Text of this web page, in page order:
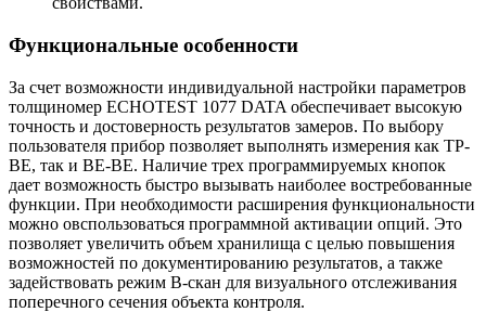
Функциональные особенности
За счет возможности индивидуальной настройки параметров
толщиномер ECHOTEST 1077 DATA обеспечивает высокую
точность и достоверность результатов замеров. По выбору
пользователя прибор позволяет выполнять измерения как TP-
BE, так и BE-BE. Наличие трех программируемых кнопок
дает возможность быстро вызывать наиболее востребованные
функции. При необходимости расширения функциональности
можно овспользоваться программной активации опций. Это
позволяет увеличить объем хранилища с целью повышения
возможностей по документированию результатов, а также
задействовать режим B-скан для визуального отслеживания
поперечного сечения объекта контроля.